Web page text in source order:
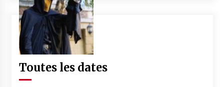
Toutes les dates